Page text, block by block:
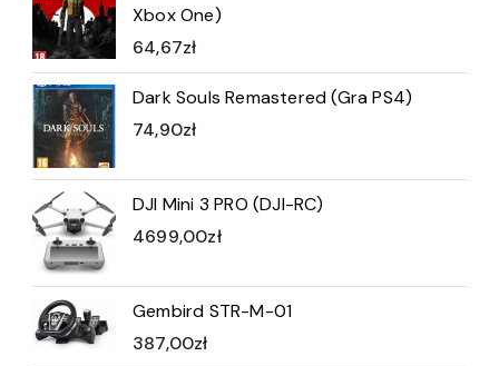
Xbox One)
64,67zł
Dark Souls Remastered (Gra PS4)
74,90zł
DJI Mini 3 PRO (DJI-RC)
4699,00zł
Gembird STR-M-01
387,00zł